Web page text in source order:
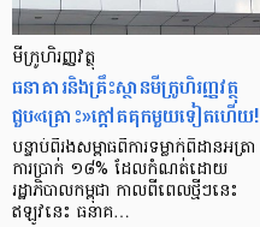
មីក្រូ​ហិរញ្ញវត្ថុ
ធនាគារ​និង​គ្រឹះស្ថាន​មីក្រូ​ហិរញ្ញវត្ថុ​
ជួប«គ្រោះ»ក្តៅ​គគុក​មួយ​ទៀត​ហើយ!
បន្ទាប់​ពី​រង​សម្ពាធ​​ពី​ការ​ទម្លាក់​ពិដាន​អត្រា​
ការ​ប្រាក់ ១៨​% ដែល​កំណត់​ដោយ​
រដ្ឋាភិបាល​កម្ពុជា កាល​ពី​ពេល​ថ្មីៗ​នេះ
ឥឡូវ​នេះ ធនាគ…